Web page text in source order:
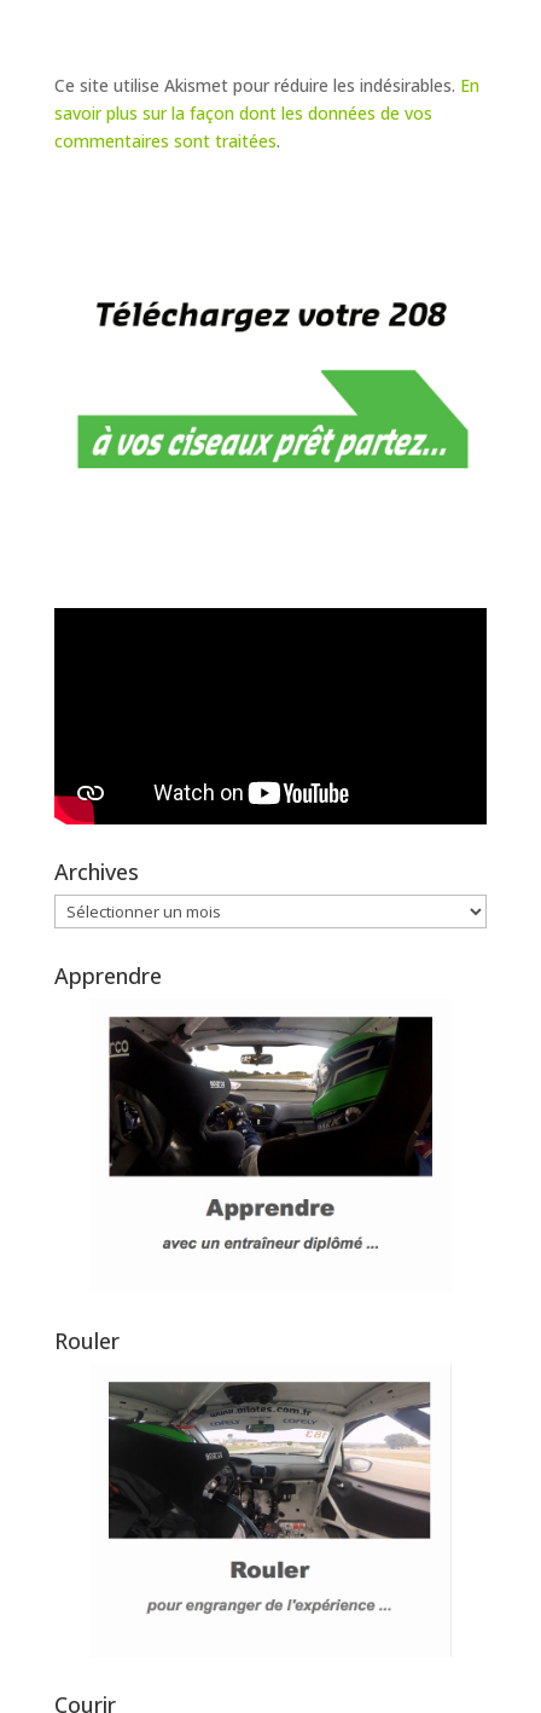
Ce site utilise Akismet pour réduire les indésirables. En
savoir plus sur la façon dont les données de vos
commentaires sont traitées.
Archives
Archives
Apprendre
Rouler
Courir